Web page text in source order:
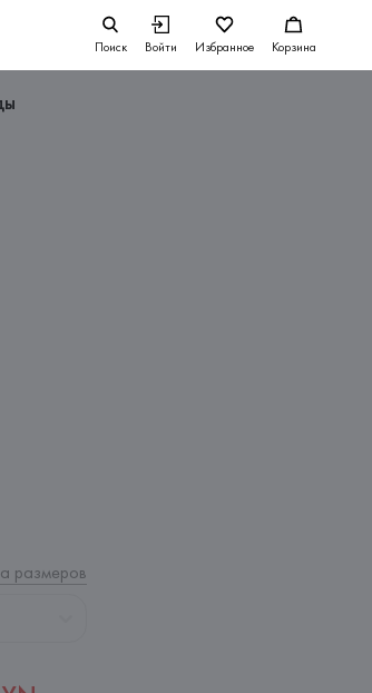
Поиск Войти Избранное Корзина
размеров